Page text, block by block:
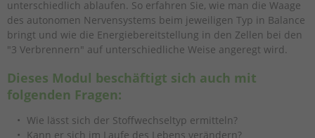
unterschiedlich ablaufen. So erfahren Sie, wie man die Waage
des autonomen Nervensystems beim jeweiligen Typ in Balance
bringt und wie die Energiebereitstellung in den Zellen bei den
"3 Verbrennern" auf unterschiedliche Weise angeregt wird.
Dieses Modul beschäftigt sich auch mit
folgenden Fragen:
Wie lässt sich der Stoffwechseltyp ermitteln?
Kann er sich im Laufe des Lebens verändern?